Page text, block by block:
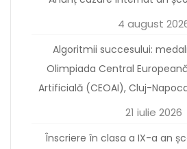
4 august
Algoritmii succesului:
Olimpiada Central
Artificială (CEOAI), Cluj-
21 iulie 2026
Înscriere în clasa a IX-a an